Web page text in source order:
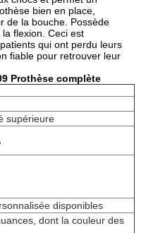
bien en place,
de la bouche. Possède
flexion. Ceci est
qui ont perdu leurs
fiable pour retrouver leur
Prothèse complète
supérieure
disponibles
dont la couleur des